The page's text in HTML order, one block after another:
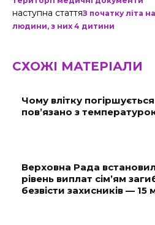
наступна статтяЗ початку літа
людини, з них 4 дитини
СХОЖІ МАТЕРІАЛИ
Чому влітку погіршується
пов’язано з
Верховна Рада
рівень виплат сім’ям
безвісти захисників — 15